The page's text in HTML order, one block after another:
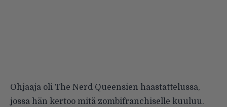
Ohjaaja oli The Nerd Queensien haastattelussa,
jossa hän kertoo mitä zombifranchiselle kuuluu.